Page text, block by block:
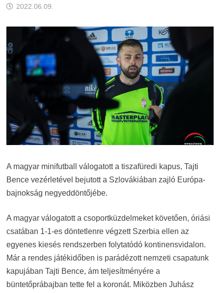
2022.06.09.
A magyar minifutball válogatott a tiszafüredi kapus, Tajti
Bence vezérletével bejutott a Szlovákiában zajló Európa-
bajnokság negyeddöntőjébe.
A magyar válogatott a csoportküzdelmeket követően, óriási
csatában 1-1-es döntetlenre végzett Szerbia ellen az
egyenes kiesés rendszerben folytatódó kontinensvidalon.
Már a rendes játékidőben is parádézott nemzeti csapatunk
kapujában Tajti Bence, ám teljesítményére a
büntetőprábajban tette fel a koronát. Miközben Juhász